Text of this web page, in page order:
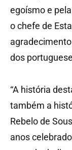
egoísmo e
o chefe de
dos
“A história
também a
Rebelo de
anos